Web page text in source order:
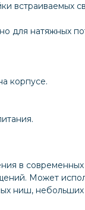
встраиваемых
для натяжных
корпусе.
в современных
Может
ниш, небольших